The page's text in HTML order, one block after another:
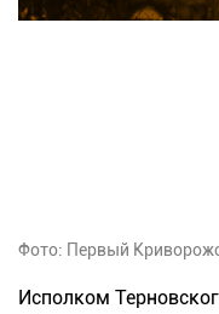
Фото: Первый
Исполком